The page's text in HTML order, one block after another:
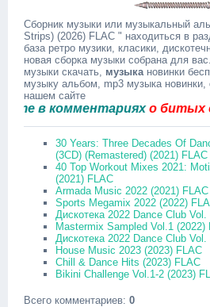
Сборник музыки или музыкальный
Strips) (2026) FLAC " находиться в
база ретро музики, класики,
новая сборка музыки собрана для
музыки скачать, музыкановинки
музыку альбом, mp3 музыка
нашем сайте
комментарияхо битых
30 Years: Three Decades Of
(3CD) (Remastered) (2021) FLAC
40 Top Workout Mixes 2021:
(2021) FLAC
Armada Music 2022 (2021) FLAC
Sports Megamix 2022 (2022)
Дискотека 2022 Dance Club
Mastermix Sampled Vol.1 (2022)
Дискотека 2022 Dance Club
House Music 2023 (2023) FLAC
Chill & Dance Hits (2023) FLAC
Bikini Challenge Vol.1-2 (2023)
Всего комментариев: 0